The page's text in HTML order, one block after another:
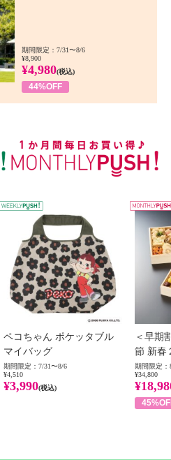
期間限定：7/31〜8/6
¥8,900
¥4,980(税込)
44%OFF
WEEKLY PUSH
ペコちゃん ポケッタブル
マイバッグ
期間限定：7/31〜8/6
¥4,510
¥3,990(税込)
＜早期
節 新春
期間限定：
¥34,800